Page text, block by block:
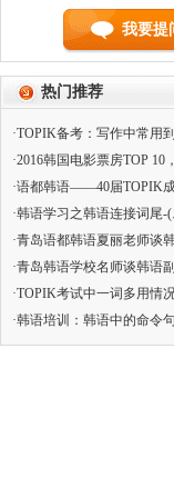
我要提
热门推荐
·TOPIK备考：写作中常用
·2016韩国电影票房TOP 10
·语都韩语——40届TOPIK
·韩语学习之韩语连接词尾-(
·青岛语都韩语夏丽老师谈
·青岛韩语学校名师谈韩语
·TOPIK考试中一词多用情况
·韩语培训：韩语中的命令